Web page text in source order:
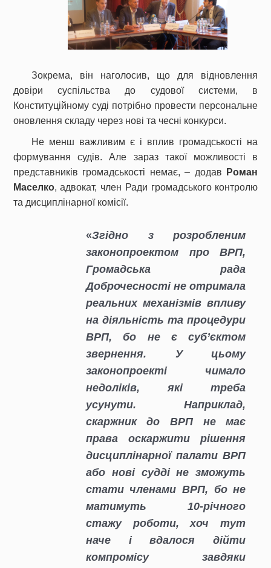
Зокрема, він наголосив, що для відновлення
довіри суспільства до судової системи, в
Конституційному суді потрібно провести персональне
оновлення складу через нові та чесні конкурси.
Не менш важливим є і вплив громадськості на
формування судів. Але зараз такої можливості в
представників громадськості немає, – додав
Роман
Маселко, адвокат, член Ради громадського контролю
та дисциплінарної комісії.
«Згідно з розробленим
законопроектом про ВРП,
Громадська рада
Доброчесності не отримала
реальних механізмів впливу
на діяльність та процедури
ВРП, бо не є суб’єктом
звернення. У цьому
законопроекті чимало
недоліків, які треба
усунути. Наприклад,
скаржник до ВРП не має
права оскаржити рішення
дисциплінарної палати ВРП
або нові судді не зможуть
стати членами ВРП, бо не
матимуть 10-річного
стажу роботи, хоч тут
наче і вдалося дійти
компромісу завдяки